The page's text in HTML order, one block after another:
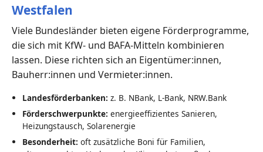
Westfalen
Viele Bundesländer bieten eigene Förderprogramme,
die sich mit KfW- und BAFA-Mitteln kombinieren
lassen. Diese richten sich an Eigentümer:innen,
Bauherr:innen und Vermieter:innen.
Landesförderbanken: z. B. NBank, L-Bank, NRW.Bank
Förderschwerpunkte: energieeffizientes Sanieren,
Heizungstausch, Solarenergie
Besonderheit: oft zusätzliche Boni für Familien,